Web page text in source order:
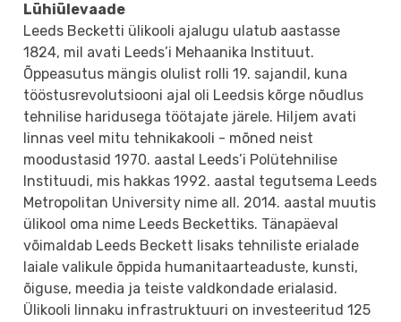
Lühiülevaade
Leeds Becketti ülikooli ajalugu ulatub aastasse
1824, mil avati Leeds’i Mehaanika Instituut.
Õppeasutus mängis olulist rolli 19. sajandil, kuna
tööstusrevolutsiooni ajal oli Leedsis kõrge nõudlus
tehnilise haridusega töötajate järele. Hiljem avati
linnas veel mitu tehnikakooli - mõned neist
moodustasid 1970. aastal Leeds’i Polütehnilise
Instituudi, mis hakkas 1992. aastal tegutsema Leeds
Metropolitan University nime all. 2014. aastal muutis
ülikool oma nime Leeds Beckettiks. Tänapäeval
võimaldab Leeds Beckett lisaks tehniliste erialade
laiale valikule õppida humanitaarteaduste, kunsti,
õiguse, meedia ja teiste valdkondade erialasid.
Ülikooli linnaku infrastruktuuri on investeeritud 125